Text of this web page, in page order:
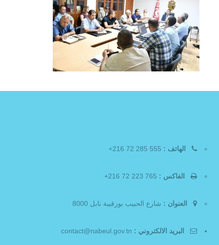
الهاتف :
الفاكس :
العنوان : شارع الحبيب بورقيبة نابل 8000
البريد الالكتروني :